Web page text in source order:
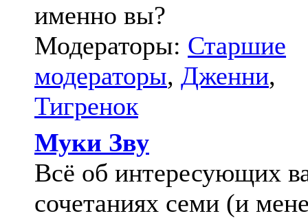
именно вы?
Модераторы: Старшие
модераторы, Дженни,
Тигренок
Муки Зву
Всё об интересующих
сочетаниях семи (и